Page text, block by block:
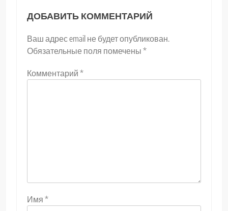
ДОБАВИТЬ КОММЕНТАРИЙ
Ваш адрес email не будет опубликован.
Обязательные поля помечены *
Комментарий *
Имя *